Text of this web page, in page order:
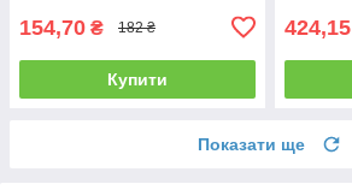
154,70 ₴ 182 ₴
Купити
424,15
Показати ще